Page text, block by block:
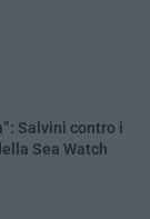
Salvini contro i
Sea Watch